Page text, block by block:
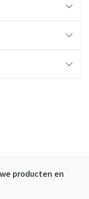
producten en